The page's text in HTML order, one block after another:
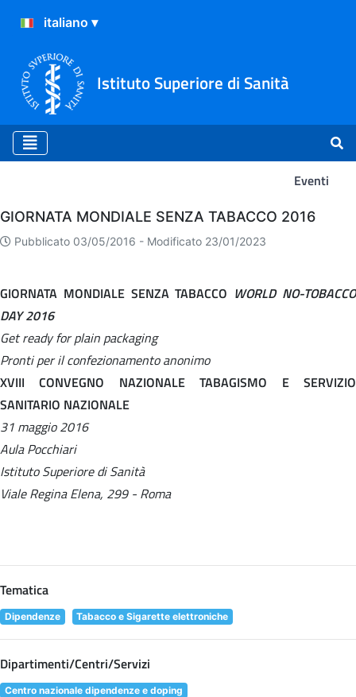
Istituto Superiore di Sanità
Eventi
Eventi
GIORNATA MONDIALE SENZA TABACCO 2016
Pubblicato 03/05/2016 - Modificato 23/01/2023
GIORNATA MONDIALE SENZA TABACCO WORLD NO-TOBACCO
DAY 2016
Get ready for plain packaging
Pronti per il confezionamento anonimo
XVIII CONVEGNO NAZIONALE TABAGISMO E SERVIZIO
SANITARIO NAZIONALE
31 maggio 2016
Aula Pocchiari
Istituto Superiore di Sanità
Viale Regina Elena, 299 - Roma
Tematica
Dipendenze Tabacco e Sigarette elettroniche
Dipartimenti/Centri/Servizi
Centro nazionale dipendenze e doping